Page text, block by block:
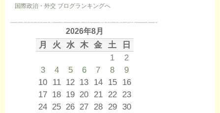
国際政治・外交 ブログランキングへ
2026年8月
月 火 水 木 金 土
日
1
2
3
4 5 6 7 8
9
10 11 12 13 14 15
16
17 18 19 20 21 22
23
24 25 26 27 28 29 30